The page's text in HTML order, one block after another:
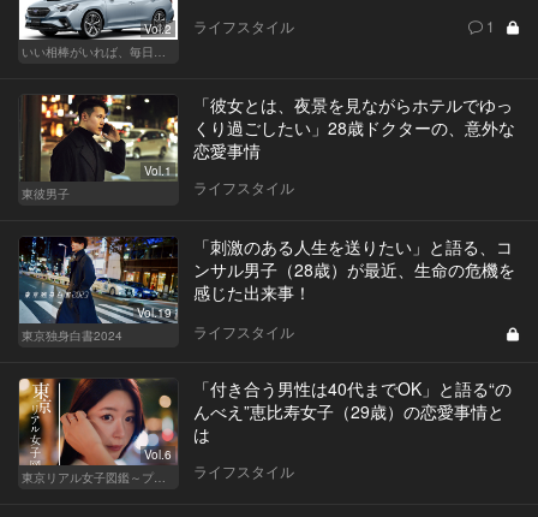
Vol.2
いい相棒がいれば、毎日が楽しい。クルマがあるとできること
ライフスタイル 1
Vol.1
東彼男子
「彼女とは、夜景を見ながらホテルでゆっ
くり過ごしたい」28歳ドクターの、意外な
恋愛事情
ライフスタイル
Vol.19
東京独身白書2024
「刺激のある人生を送りたい」と語る、コ
ンサル男子（28歳）が最近、生命の危機を
感じた出来事！
ライフスタイル
Vol.6
東京リアル女子図鑑～プロローグ編～
「付き合う男性は40代までOK」と語る“の
んべえ”恵比寿女子（29歳）の恋愛事情と
は
ライフスタイル